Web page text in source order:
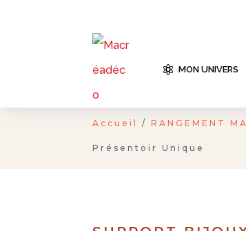
 MON UNIVERS
Accueil /RANGEMENT
Présentoir Unique